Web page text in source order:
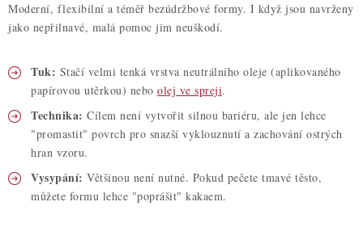
Moderní, flexibilní a téměř bezúdržbové formy. I když jsou navrženy
jako nepřilnavé, malá pomoc jim neuškodí.
Tuk: Stačí velmi tenká vrstva neutrálního oleje (aplikovaného
papírovou utěrkou) nebo olej ve spreji.
Technika: Cílem není vytvořit silnou bariéru, ale jen lehce
"promastit" povrch pro snazší vyklouznutí a zachování ostrých
hran vzoru.
Vysypání: Většinou není nutné. Pokud pečete tmavé těsto,
můžete formu lehce "poprášit" kakaem.